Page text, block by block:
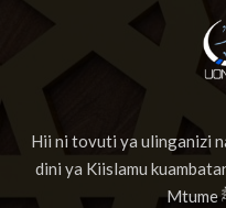
Hii ni tovuti ya ulinganizi
dini ya Kiislamu